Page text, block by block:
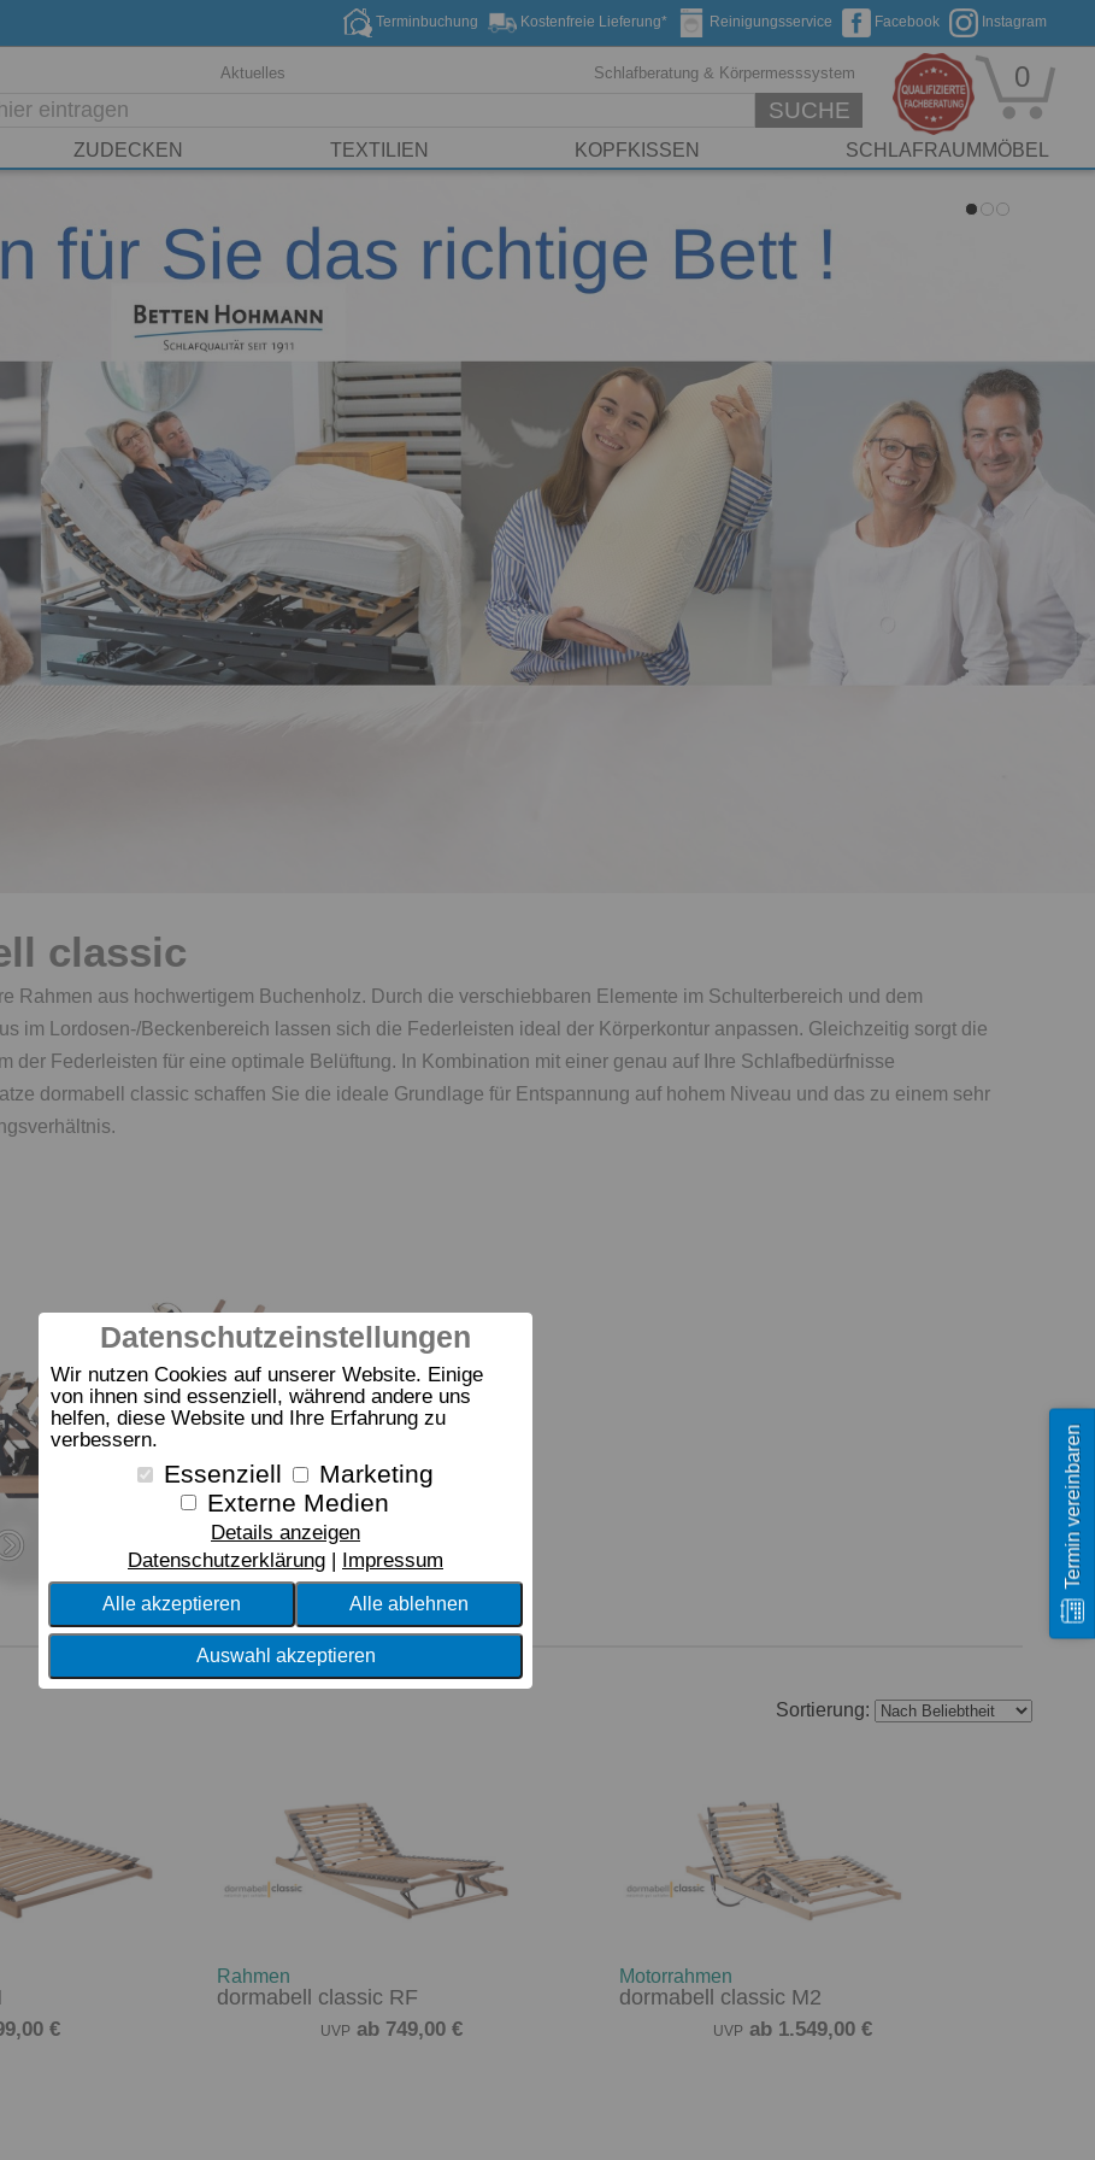
Datenschutzeinstellungen
Wir nutzen Cookies auf unserer Website. Einige
von ihnen sind essenziell, während andere uns
helfen, diese Website und Ihre Erfahrung zu
verbessern.
Essenziell
Marketing
Externe Medien
Details anzeigen
Datenschutzerklärung
Impressum
Alle akzeptieren Alle ablehnen
Auswahl akzeptieren
Instagram
Facebook
Reinigungsservice
Kostenfreie Lieferung*
Terminbuchung
Aktuelles Schlafberatung & Körpermesssystem
SUCHE
0
ZUDECKEN TEXTILIEN KOPFKISSEN SCHLAFRAUMMÖBEL
classic
Rahmen aus hochwertigem Buchenholz. Durch die verschiebbaren Elemente im Schulterbereich und dem
im Lordosen-/Beckenbereich lassen sich die Federleisten ideal der Körperkontur anpassen. Gleichzeitig sorgt die
der Federleisten für eine optimale Belüftung. In Kombination mit einer genau auf Ihre Schlafbedürfnisse
dormabell classic schaffen Sie die ideale Grundlage für Entspannung auf hohem Niveau und das zu einem sehr
Sortierung:
€
Rahmen
dormabell classic RF
UVP ab 749,00 €
Motorrahmen
dormabell classic M2
UVP ab 1.549,00 €
Termin vereinbaren